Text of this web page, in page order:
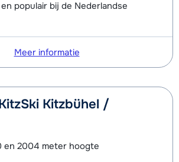
populair bij de Nederlandse
Meer informatie
Kitzbühel /
en 2004 meter hoogte